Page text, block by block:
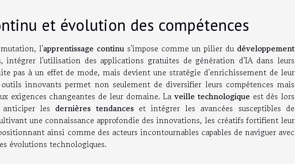
et évolution des compétences
l'apprentissage continu s'impose comme un pilier du développement
intégrer l'utilisation des applications gratuites de génération d'IA dans leurs
pas à un effet de mode, mais devient une stratégie d'enrichissement de leur
innovants permet non seulement de diversifier leurs compétences mais
exigences changeantes de leur domaine. La veille technologique est dès lors
les dernières tendanceset intégrer les avancées susceptibles de
une connaissance approfondie des innovations, les créatifs fortifient leur
ainsi comme des acteurs incontournables capables de naviguer avec
évolutions technologiques.